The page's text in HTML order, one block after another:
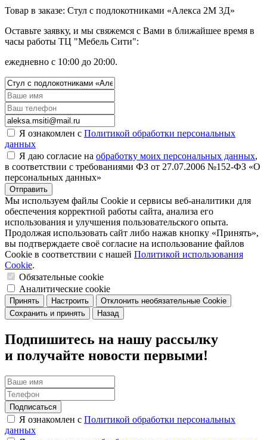
Товар в заказе: Стул с подлокотниками «Алекса 2М 3Д»
Оставьте заявку, и мы свяжемся с Вами в ближайшее время в
часы работы ТЦ "Мебель Сити":
ежедневно с 10:00 до 20:00.
Я ознакомлен с Политикой обработки персональных
данных
Я даю согласие на обработку моих персональных данных,
в соответствии с требованиями ФЗ от 27.07.2006 №152-ФЗ «О
персональных данных»
Отправить
Мы используем файлы Cookie и сервисы веб-аналитики для
обеспечения корректной работы сайта, анализа его
использования и улучшения пользовательского опыта.
Продолжая использовать сайт либо нажав кнопку «Принять»,
вы подтверждаете своё согласие на использование файлов
Cookie в соответствии с нашей Политикой использования
Cookie.
Обязательные cookie
Аналитические cookie
Принять Настроить
Отклонить необязательные Cookie
Сохранить и принять
Назад
Подпишитесь на нашу рассылку
и получайте новости первыми!
Подписаться
Я ознакомлен с Политикой обработки персональных
данных